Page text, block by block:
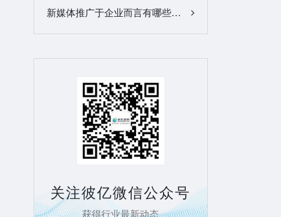
新媒体推广于企业而言有哪些优势？…
关注彼亿微信公众号
获得行业最新动态